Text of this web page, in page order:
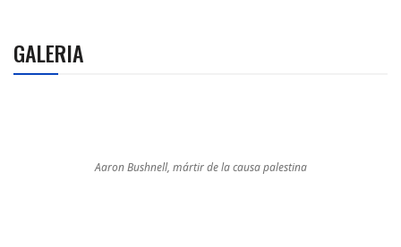
GALERIA
Aaron Bushnell, mártir de la causa palestina